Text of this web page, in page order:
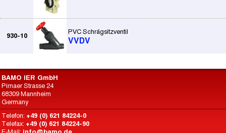
930-10
PVC Schrägsitzventil
VVDV
BAMO IER GmbH
Pirnaer Strasse 24
68309 Mannheim
Germany
Telefon: +49 (0) 621 84224-0
Telefax: +49 (0) 621 84224-90